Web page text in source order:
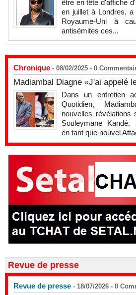
être en tête d'affiche
en juillet à Londres,
Royaume-Uni à
antisémites ces...
Chronique - 08/02/2025 - 0
Madiambal Diagne «J'ai appelé
Dans un entretien
Quotidien,
nouvelles révélations
Souleymane Kandé.
en tant que nouvel
Revue de presse
Revue de presse - 18/07/2026 - 0